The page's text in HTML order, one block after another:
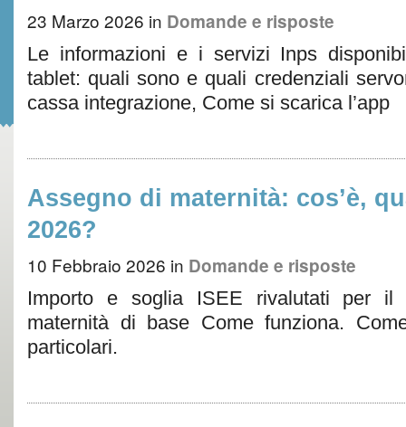
23 Marzo 2026 in Domande e risposte
Le informazioni e i servizi Inps
tablet: quali sono e quali credenziali
cassa integrazione, Come si scarica l’app
Assegno di maternità: cos’è,
2026?
10 Febbraio 2026 in Domande e risposte
Importo e soglia ISEE rivalutati per il
maternità di base Come funziona.
particolari.